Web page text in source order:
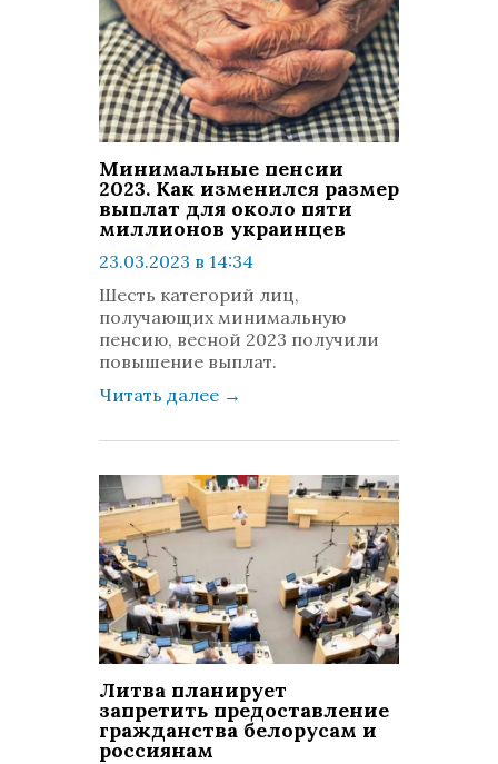
Минимальные пенсии
2023. Как изменился размер
выплат для около пяти
миллионов украинцев
23.03.2023 в 14:34
просмотров: 560
комментариев: 0
Шесть категорий лиц,
получающих минимальную
пенсию, весной 2023 получили
повышение выплат.
Читать далее →
Литва планирует
запретить предоставление
гражданства белорусам и
россиянам